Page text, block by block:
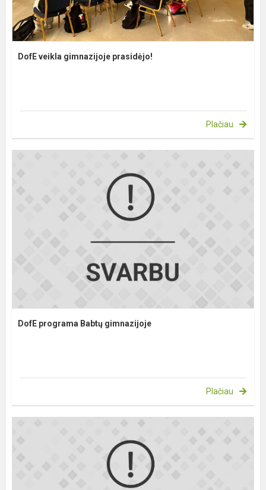
DofE veikla gimnazijoje prasidėjo!
Plačiau
DofE programa Babtų gimnazijoje
Plačiau